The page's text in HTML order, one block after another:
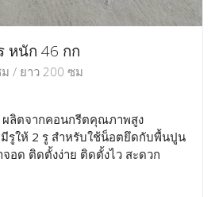
หนัก 46 กก
/ ยาว 200 ซม
ผลิตจากคอนกรีตคุณภาพสูง
รูให้ 2 รู สำหรับใช้น็อตยึดกับพื้นปูน
อด ติดตั้งง่าย ติดตั้งไว สะดวก